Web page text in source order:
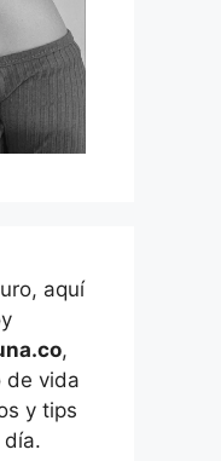
aquí
,
de vida
y tips